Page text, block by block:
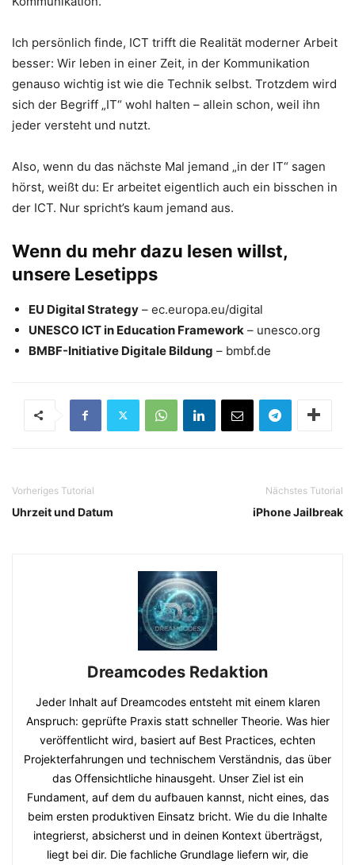
Ich persönlich finde, ICT trifft die Realität moderner Arbeit
besser: Wir leben in einer Zeit, in der Kommunikation
genauso wichtig ist wie die Technik selbst. Trotzdem wird
sich der Begriff „IT“ wohl halten – allein schon, weil ihn
jeder versteht und nutzt.
Also, wenn du das nächste Mal jemand „in der IT“ sagen
hörst, weißt du: Er arbeitet eigentlich auch ein bisschen in
der ICT. Nur spricht’s kaum jemand aus.
Wenn du mehr dazu lesen willst,
unsere Lesetipps
EU Digital Strategy – ec.europa.eu/digital
UNESCO ICT in Education Framework – unesco.org
BMBF-Initiative Digitale Bildung – bmbf.de
Vorheriges Tutorial
Uhrzeit und Datum
Nächstes Tutorial
iPhone Jailbreak
Dreamcodes Redaktion
Jeder Inhalt auf Dreamcodes entsteht mit einem klaren
Anspruch: geprüfte Praxis statt schneller Theorie. Was hier
veröffentlicht wird, basiert auf Best Practices, echten
Projekterfahrungen und technischem Verständnis, das über
das Offensichtliche hinausgeht. Unser Ziel ist ein
Fundament, auf dem du aufbauen kannst, nicht eines, das
beim ersten produktiven Einsatz bricht. Wie du die Inhalte
integrierst, absicherst und in deinen Kontext überträgst,
liegt bei dir. Die fachliche Grundlage liefern wir, die